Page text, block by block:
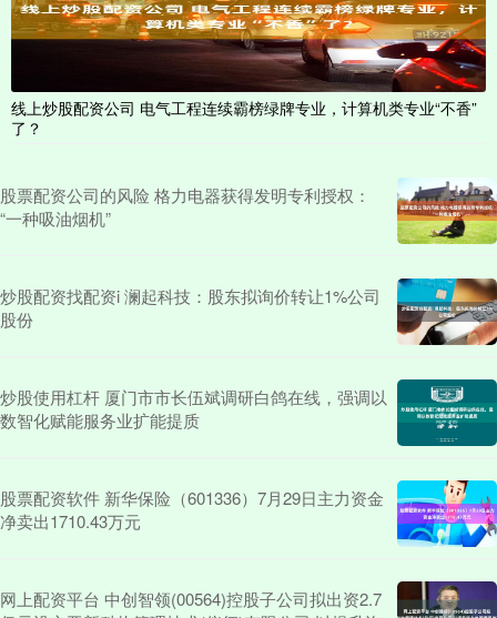
线上炒股配资公司 电气工程连续霸榜绿牌专业，计算机类专业“不香”
了？
股票配资公司的风险 格力电器获得发明专利授权：
“一种吸油烟机”
炒股配资找配资i 澜起科技：股东拟询价转让1%公司
股份
炒股使用杠杆 厦门市市长伍斌调研白鸽在线，强调以
数智化赋能服务业扩能提质
股票配资软件 新华保险（601336）7月29日主力资金
净卖出1710.43万元
网上配资平台 中创智领(00564)控股子公司拟出资2.7